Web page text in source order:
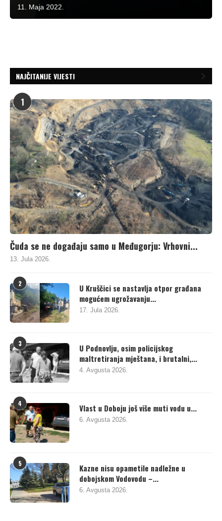
11. Maja 2022.
NAJČITANIJE VIJESTI
1
Čuda se ne događaju samo u Međugorju: Vrhovni...
13. Jula 2026.
2
U Kruščici se nastavlja otpor građana
mogućem ugrožavanju...
17. Jula 2026.
3
U Podnovlju, osim policijskog
maltretiranja mještana, i brutalni,...
4. Avgusta 2026.
4 Vlast u Doboju još više muti vodu u...
6. Avgusta 2026.
5
Kazne nisu opametile nadležne u
dobojskom Vodovodu –...
6. Avgusta 2026.